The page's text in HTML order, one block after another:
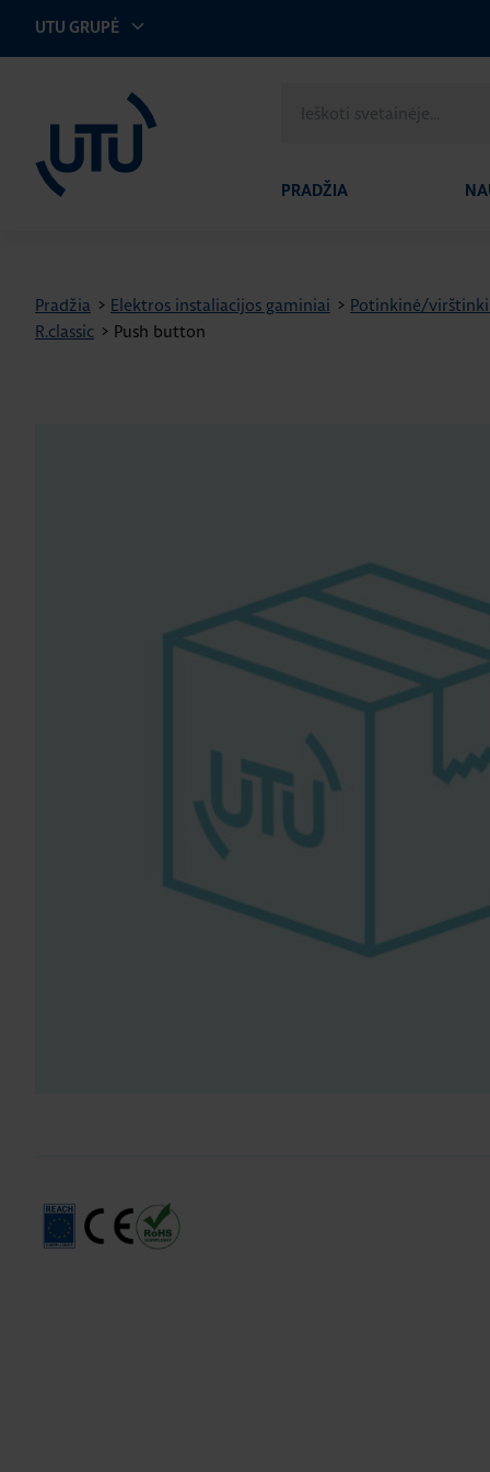
UTU GRUPĖ
svetainėje
PRADŽIA
Pradžia > Elektros instaliacijos gaminiai > Potinkinė/
R.classic > Push button